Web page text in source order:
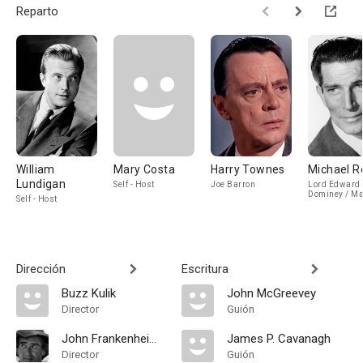
Reparto
William
Lundigan
Self - Host
Mary Costa
Self - Host
Harry Townes
Joe Barron
Michael
Lord Edward
Dominey /
Dirección
Buzz Kulik
Director
John Frankenheimer
Director
Escritura
John McGreevey
Guión
James P. Cavanagh
Guión